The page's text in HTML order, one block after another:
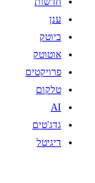
ענן
ביוטק
אוטוטק
פרויקטים
טלקום
AI
גדג'טים
דיגיטל